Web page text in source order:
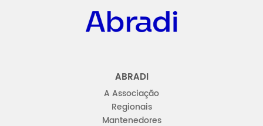
ABRADI
A Associação
Regionais
Mantenedores